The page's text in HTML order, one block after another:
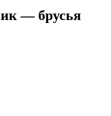
— брусья